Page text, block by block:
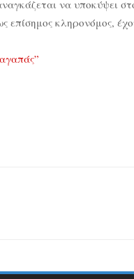
να υποκύψει
κληρονόμος,